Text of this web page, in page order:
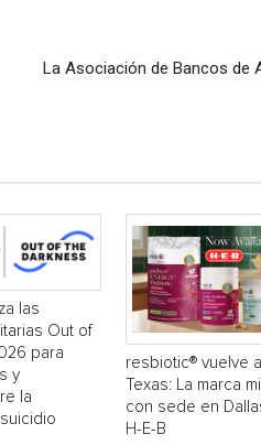
La Asociación de Bancos de
las
Out of
para
y
la
resbiotic® vuelve
Texas: La marca
con sede en
H-E-B